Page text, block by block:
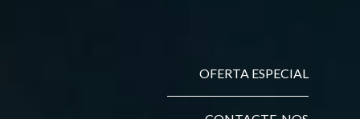
OFERTA ESPECIAL